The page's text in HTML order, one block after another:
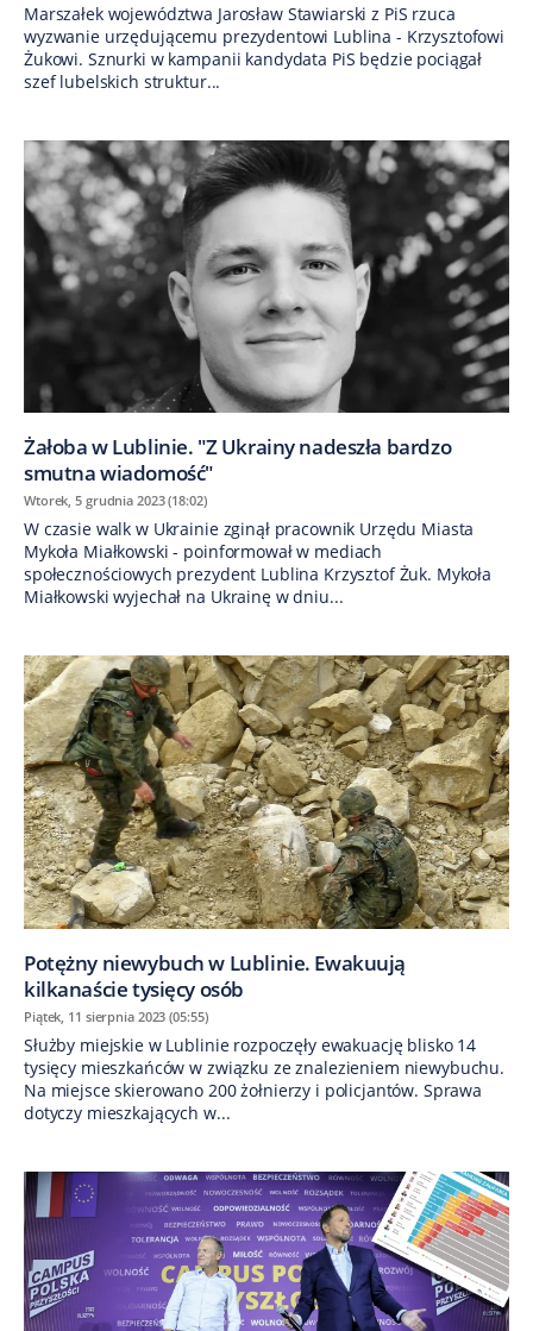
Marszałek województwa Jarosław Stawiarski z PiS rzuca
wyzwanie urzędującemu prezydentowi Lublina - Krzysztofowi
Żukowi. Sznurki w kampanii kandydata PiS będzie pociągał
szef lubelskich struktur...
Żałoba w Lublinie. "Z Ukrainy nadeszła bardzo
smutna wiadomość"
Wtorek, 5 grudnia 2023 (18:02)
W czasie walk w Ukrainie zginął pracownik Urzędu Miasta
Mykoła Miałkowski - poinformował w mediach
społecznościowych prezydent Lublina Krzysztof Żuk. Mykoła
Miałkowski wyjechał na Ukrainę w dniu...
Potężny niewybuch w Lublinie. Ewakuują
kilkanaście tysięcy osób
Piątek, 11 sierpnia 2023 (05:55)
Służby miejskie w Lublinie rozpoczęły ewakuację blisko 14
tysięcy mieszkańców w związku ze znalezieniem niewybuchu.
Na miejsce skierowano 200 żołnierzy i policjantów. Sprawa
dotyczy mieszkających w...